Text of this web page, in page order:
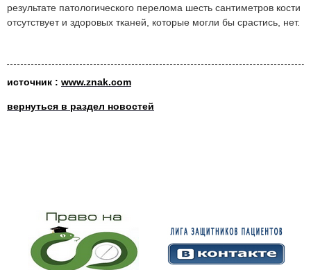
результате патологического перелома шесть сантиметров кости
отсутствует и здоровых тканей, которые могли бы срастись, нет.
источник : www.znak.com
вернуться в раздел новостей